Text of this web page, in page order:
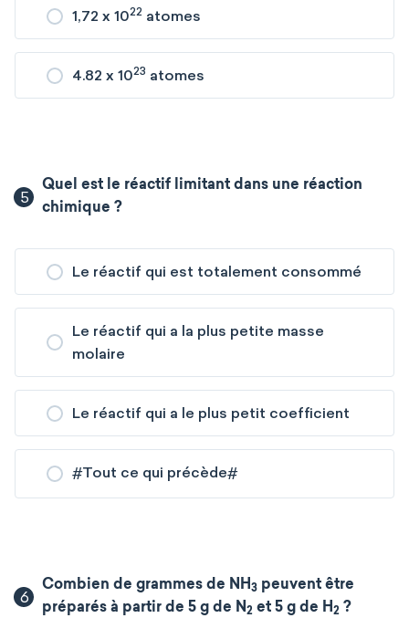
1,72 x 1022 atomes
4.82 x 1023 atomes
5
Quel est le réactif limitant dans une réaction
chimique ?
Le réactif qui est totalement consommé
Le réactif qui a la plus petite masse
molaire
Le réactif qui a le plus petit coefficient
#Tout ce qui précède#
6
Combien de grammes de NH3 peuvent être
préparés à partir de 5 g de N2 et 5 g de H2 ?